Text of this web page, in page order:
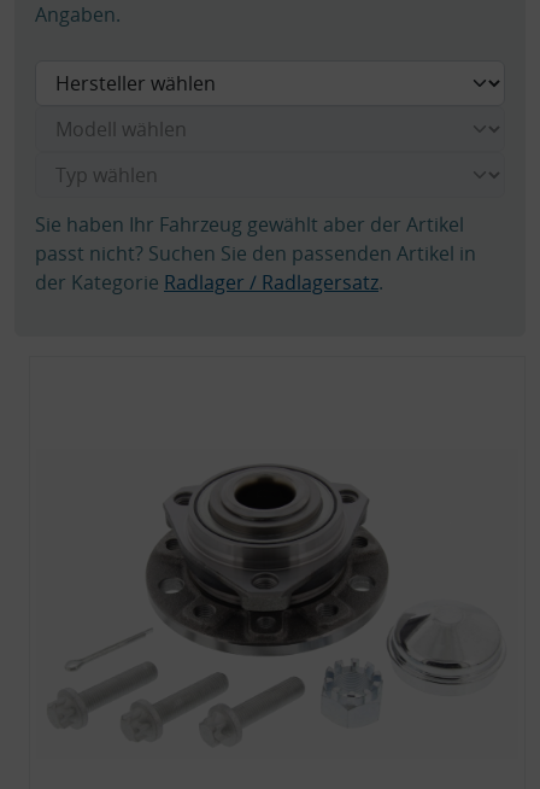
Angaben.
Sie haben Ihr Fahrzeug gewählt aber der Artikel
passt nicht? Suchen Sie den passenden Artikel in
der Kategorie Radlager / Radlagersatz.